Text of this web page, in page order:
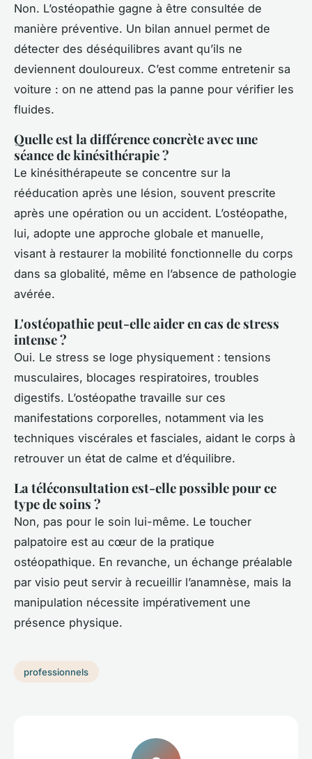
Non. L’ostéopathie gagne à être consultée de
manière préventive. Un bilan annuel permet de
détecter des déséquilibres avant qu’ils ne
deviennent douloureux. C’est comme entretenir sa
voiture : on ne attend pas la panne pour vérifier les
fluides.
Quelle est la différence concrète avec une
séance de kinésithérapie ?
Le kinésithérapeute se concentre sur la
rééducation après une lésion, souvent prescrite
après une opération ou un accident. L’ostéopathe,
lui, adopte une approche globale et manuelle,
visant à restaurer la mobilité fonctionnelle du corps
dans sa globalité, même en l’absence de pathologie
avérée.
L'ostéopathie peut-elle aider en cas de stress
intense ?
Oui. Le stress se loge physiquement : tensions
musculaires, blocages respiratoires, troubles
digestifs. L’ostéopathe travaille sur ces
manifestations corporelles, notamment via les
techniques viscérales et fasciales, aidant le corps à
retrouver un état de calme et d’équilibre.
La téléconsultation est-elle possible pour ce
type de soins ?
Non, pas pour le soin lui-même. Le toucher
palpatoire est au cœur de la pratique
ostéopathique. En revanche, un échange préalable
par visio peut servir à recueillir l’anamnèse, mais la
manipulation nécessite impérativement une
présence physique.
professionnels